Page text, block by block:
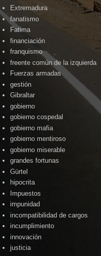
Extremadura
fanatismo
Fatima
financiación
franquismo
freente común de la izquierda
Fuerzas armadas
gestión
Gibraltar
gobierno
gobierno cospedal
gobierno mafia
gobierno mentiroso
gobierno miserable
grandes fortunas
Gürtel
hipocrita
Impuestos
impunidad
incompatibilidad de cargos
incumplimiento
innovación
justicia